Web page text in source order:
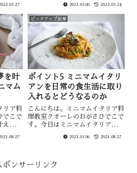
いま
）のロ
から流
る
がさひでこです。現在はイタリア
料理教室クオーレを営んでおり、
その前はレストランや割烹料理屋
などいろんなジャンルの飲食業
界...
2021.03.06 2022.03.24
を叶
マム
リア料
でこで
る、
かに
しら
ピックアップ記事
ポイント5 ミニマムイタリ
アンを日常の食生活に取り
入れるとどうなるのか
こんにちは。ミニマムイタリア料
理教室クオーレのおがさひでこで
す。今日はミニマムイタリアンを
ういう変化がおこるのかについて
思い浮かべますか？パスタやピ
2021.03.06 2021.08.27
ポンサーリンク